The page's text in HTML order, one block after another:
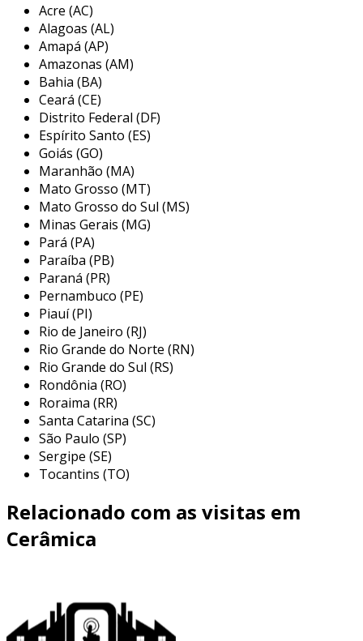
de cores e texturas, esse revestimento se
adapta a diferentes estilos arquitetônicos e
oferece opções para todos os gostos.
as principais características incluem:
durabilidade: o produto é resistente a
impactos e condições climáticas adversas.
fácil manutenção
que proporciona praticidade ao usuário.
versatilidade: pode ser utilizado em
diversos ambientes, como residências,
escritórios e áreas comerciais.
benefícios da embeleza cerâmica
coral
além das características mencionadas, a
embeleza cerâmica coral apresenta uma série
de benefícios que a tornam uma escolha ideal
para projetos de construção e reforma.
entre os principais benefícios, destacam-se:
design atraente
acabamentos permitem a criação de
sustentabilidade: muitas das opções são
produzidas com materiais ecológicos,
valor agregado
revestimentos pode valorizar o imóvel a
Acre (AC)
Alagoas (AL)
Amapá (AP)
Amazonas (AM)
Bahia (BA)
Ceará (CE)
Distrito Federal (DF)
Espírito Santo (ES)
Goiás (GO)
Maranhão (MA)
Mato Grosso (MT)
Mato Grosso do Sul (MS)
Minas Gerais (MG)
Pará (PA)
Paraíba (PB)
Paraná (PR)
Pernambuco (PE)
Piauí (PI)
Rio de Janeiro (RJ)
Rio Grande do Norte (RN)
Rio Grande do Sul (RS)
Rondônia (RO)
Roraima (RR)
Santa Catarina (SC)
São Paulo (SP)
Sergipe (SE)
Tocantins (TO)
Relacionado com as visitas em
Cerâmica